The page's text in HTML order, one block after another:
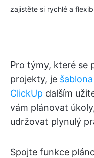
zajistěte si rychlé a
Pro týmy, které se
projekty, je
ClickUp dalším
vám plánovat
udržovat plynulý
Spojte funkce